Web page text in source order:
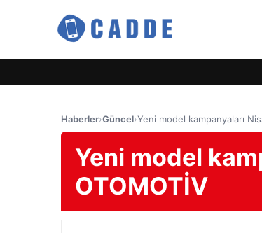
Haberler›Güncel›Yeni model kampanyaları
Yeni model
OTOMOTİV